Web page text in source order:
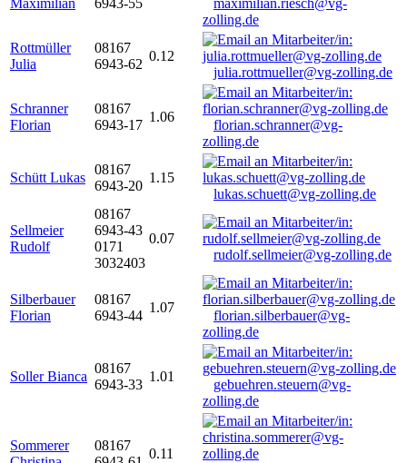
Maximilian
6943-55
maximilian.riesch@vg-
zolling.de
Rottmüller
Julia
08167
6943-62
0.12
julia.rottmueller@vg-zolling.de
Schranner
Florian
08167
6943-17
1.06
florian.schranner@vg-
zolling.de
Schütt Lukas
08167
6943-20
1.15
lukas.schuett@vg-zolling.de
Sellmeier
Rudolf
08167
6943-43
0171
3032403
0.07
rudolf.sellmeier@vg-zolling.de
Silberbauer
Florian
08167
6943-44
1.07
florian.silberbauer@vg-
zolling.de
Soller Bianca
08167
6943-33
1.01
gebuehren.steuern@vg-
zolling.de
Sommerer
08167
0.11